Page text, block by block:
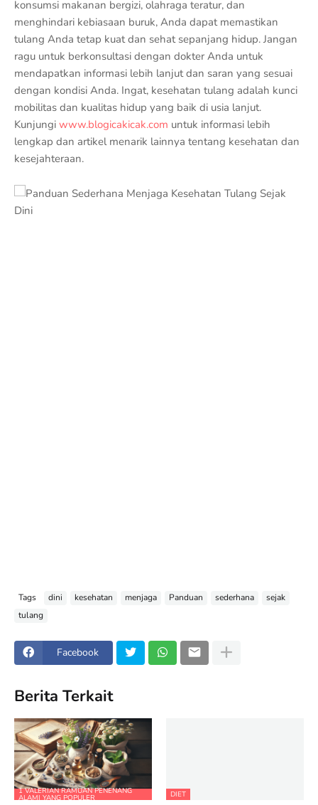
konsumsi makanan bergizi, olahraga teratur, dan
menghindari kebiasaan buruk, Anda dapat memastikan
tulang Anda tetap kuat dan sehat sepanjang hidup. Jangan
ragu untuk berkonsultasi dengan dokter Anda untuk
mendapatkan informasi lebih lanjut dan saran yang sesuai
dengan kondisi Anda. Ingat, kesehatan tulang adalah kunci
mobilitas dan kualitas hidup yang baik di usia lanjut.
Kunjungi www.blogicakicak.com untuk informasi lebih
lengkap dan artikel menarik lainnya tentang kesehatan dan
kesejahteraan.
Tags dini kesehatan menjaga Panduan sederhana
sejak
tulang
Facebook
Berita Terkait
1 VALERIAN RAMUAN PENENANG
ALAMI YANG POPULER DIET